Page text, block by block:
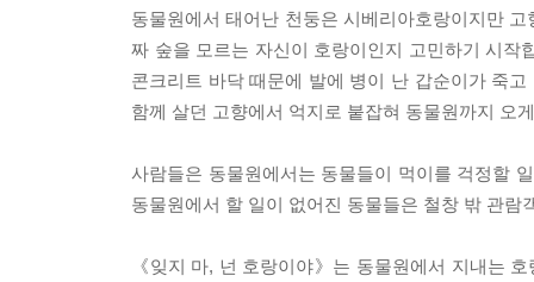
동물원에서 태어난 천둥은 시베리아호랑이지만
짜 숲을 모르는 자신이 호랑이인지 고민하기 시작
콘크리트 바닥 때문에 발에 병이 난 갑순이가 죽
함께 살던 고향에서 억지로 붙잡혀 동물원까지 오
사람들은 동물원에서는 동물들이 먹이를 걱정할
동물원에서 할 일이 없어진 동물들은 철창 밖 관람
《잊지 마, 넌 호랑이야》는 동물원에서 지내는